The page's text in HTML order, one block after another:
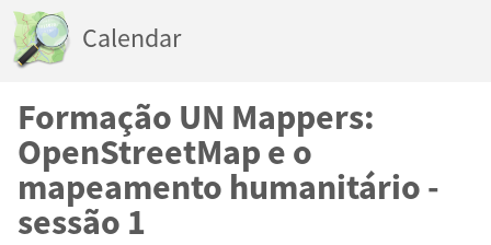
Calendar
Formação UN Mappers:
OpenStreetMap e o
mapeamento humanitário -
sessão 1